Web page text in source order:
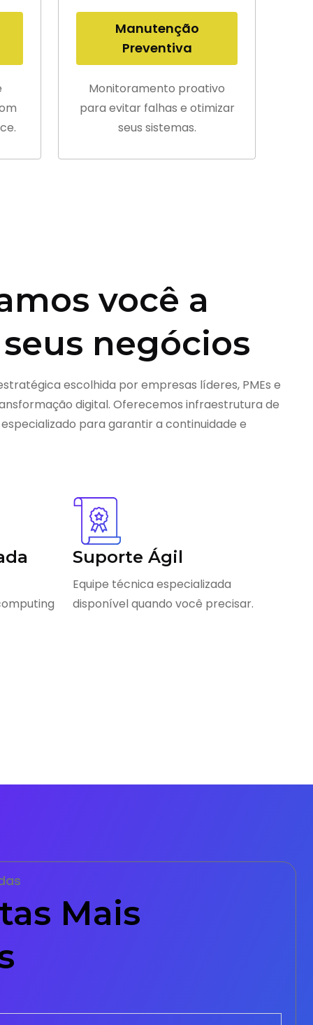
Manutenção
Preventiva
Monitoramento proativo
para evitar falhas e otimizar
seus sistemas.
você a
negócios
escolhida por empresas líderes, PMEs e
digital. Oferecemos infraestrutura de
para garantir a continuidade e
Suporte Ágil
Equipe técnica especializada
disponível quando você precisar.
Mais